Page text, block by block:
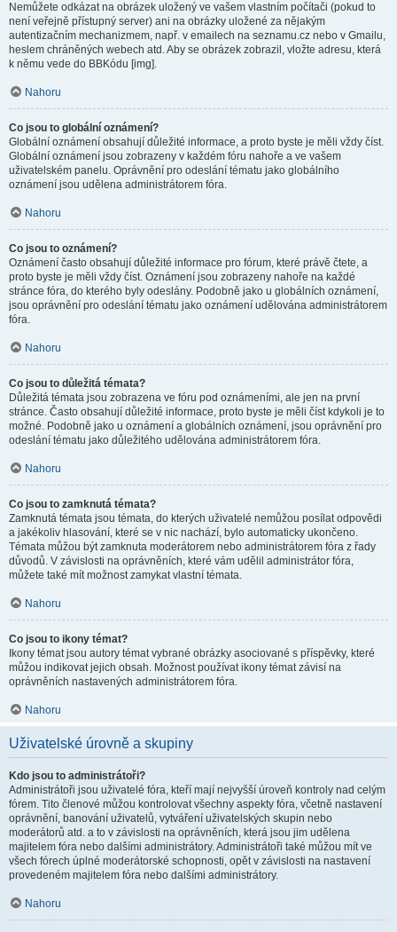
Nemůžete odkázat na obrázek uložený ve vašem vlastním počítači (pokud to
není veřejně přístupný server) ani na obrázky uložené za nějakým
autentizačním mechanizmem, např. v emailech na seznamu.cz nebo v Gmailu,
heslem chráněných webech atd. Aby se obrázek zobrazil, vložte adresu, která
k němu vede do BBKódu [img].
Nahoru
Co jsou to globální oznámení?
Globální oznámení obsahují důležité informace, a proto byste je měli vždy číst.
Globální oznámení jsou zobrazeny v každém fóru nahoře a ve vašem
uživatelském panelu. Oprávnění pro odeslání tématu jako globálního
oznámení jsou udělena administrátorem fóra.
Nahoru
Co jsou to oznámení?
Oznámení často obsahují důležité informace pro fórum, které právě čtete, a
proto byste je měli vždy číst. Oznámení jsou zobrazeny nahoře na každé
stránce fóra, do kterého byly odeslány. Podobně jako u globálních oznámení,
jsou oprávnění pro odeslání tématu jako oznámení udělována administrátorem
fóra.
Nahoru
Co jsou to důležitá témata?
Důležitá témata jsou zobrazena ve fóru pod oznámeními, ale jen na první
stránce. Často obsahují důležité informace, proto byste je měli číst kdykoli je to
možné. Podobně jako u oznámení a globálních oznámení, jsou oprávnění pro
odeslání tématu jako důležitého udělována administrátorem fóra.
Nahoru
Co jsou to zamknutá témata?
Zamknutá témata jsou témata, do kterých uživatelé nemůžou posílat odpovědi
a jakékoliv hlasování, které se v nic nachází, bylo automaticky ukončeno.
Témata můžou být zamknuta moderátorem nebo administrátorem fóra z řady
důvodů. V závislosti na oprávněních, které vám udělil administrátor fóra,
můžete také mít možnost zamykat vlastní témata.
Nahoru
Co jsou to ikony témat?
Ikony témat jsou autory témat vybrané obrázky asociované s příspěvky, které
můžou indikovat jejich obsah. Možnost používat ikony témat závisí na
oprávněních nastavených administrátorem fóra.
Nahoru
Uživatelské úrovně a skupiny
Kdo jsou to administrátoři?
Administrátoři jsou uživatelé fóra, kteří mají nejvyšší úroveň kontroly nad celým
fórem. Tito členové můžou kontrolovat všechny aspekty fóra, včetně nastavení
oprávnění, banování uživatelů, vytváření uživatelských skupin nebo
moderátorů atd. a to v závislosti na oprávněních, která jsou jim udělena
majitelem fóra nebo dalšími administrátory. Administrátoři také můžou mít ve
všech fórech úplné moderátorské schopnosti, opět v závislosti na nastavení
provedeném majitelem fóra nebo dalšími administrátory.
Nahoru